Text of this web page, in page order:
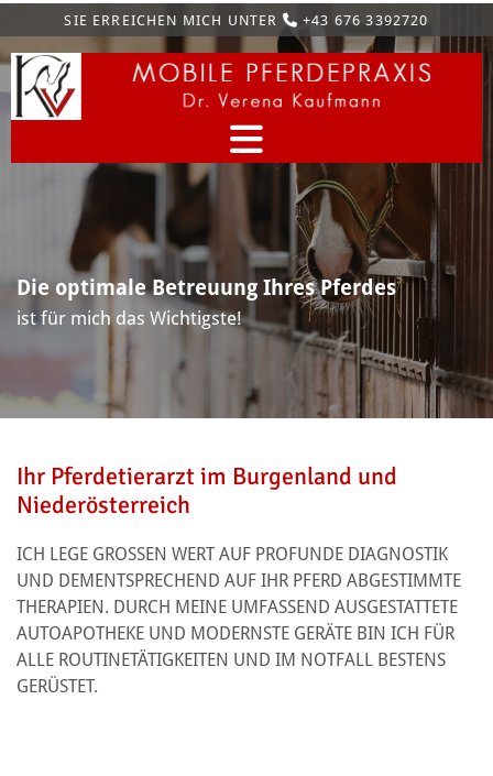
SIE ERREICHEN MICH UNTER  +43 676 3392720
Die optimale Betreuung Ihres Pferdes
ist für mich das Wichtigste!
Ihr Pferdetierarzt im Burgenland und
Niederösterreich
ICH LEGE GROSSEN WERT AUF PROFUNDE DIAGNOSTIK U
ND DEMENTSPRECHEND AUF IHR PFERD ABGESTIMMTE T
HERAPIEN. DURCH MEINE UMFASSEND AUSGESTATTETE A
UTOAPOTHEKE UND MODERNSTE GERÄTE BIN ICH FÜR A
LLE ROUTINETÄTIGKEITEN UND IM NOTFALL BESTENS G
ERÜSTET.